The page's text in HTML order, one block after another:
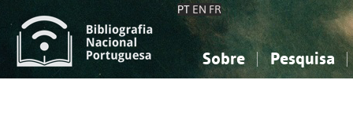
PT EN FR
Sobre Pesquisa